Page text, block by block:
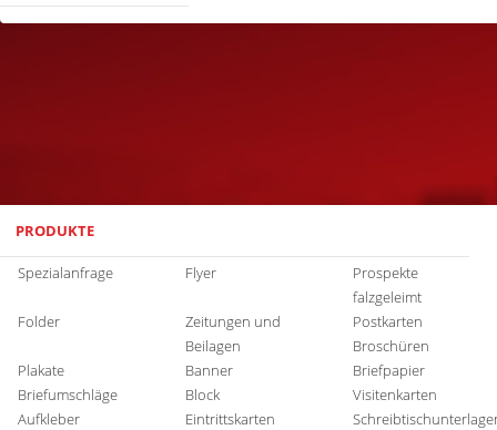
PRODUKTE
Spezialanfrage Flyer
Prospekte
falzgeleimt
Folder
Zeitungen und
Beilagen
Postkarten
Broschüren
Plakate
Banner
Briefpapier
Briefumschläge
Block
Visitenkarten
Aufkleber
Eintrittskarten